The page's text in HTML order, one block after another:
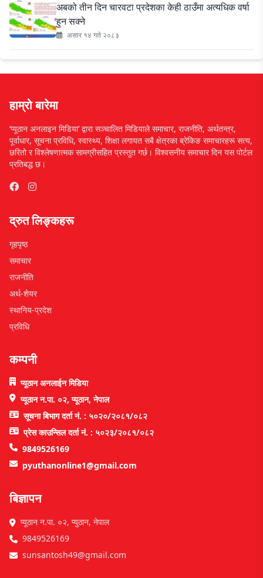
अबको तीन दिन चारवटा प्रदेशका केही ठाउँमा अत्यधिक वर्षा
हुन सक्ने
असार १४ गते २०८३
हाम्रो बारेमा
‘प्यूठान अनलाइन मिडिया’ द्वारा सञ्चालित मिडियाले समाचार, राजनीति, अर्थतन्त्र,
पूर्वाधार, सूचना प्रविधि, स्वास्थ्य, शिक्षा लगायत सबै क्षेत्रका ब्रेकिङ समाचारहरू सत्य,
छरितो र विश्लेषणात्मक सामग्रीसहित प्रस्तुत गर्छ। विश्वसनीय समाचार दिन यस पोर्टल
प्रतिबद्ध छ।
द्रुत लिङ्कहरू
गृहपृष्ठ
समाचार
राजनीति
अर्थ-शेयर
स्थानिय-प्रदेश
प्रविधि
कम्पनी
प्यूठान अनलाईन मिडिया
प्यूठान न.पा. ०२, प्यूठान, नेपाल
सूचना बिभाग दर्ता नं. : ५०२०/२०८१/०८२
प्रेस काउन्सिल दर्ता नं. : ५०२३/२०८१/०८२
9849526169
pyuthanonline1@gmail.com
बिज्ञापन
प्यूठान न.पा. ०२, प्युठान, नेपाल
9849526169
sunsantosh49@gmail.com